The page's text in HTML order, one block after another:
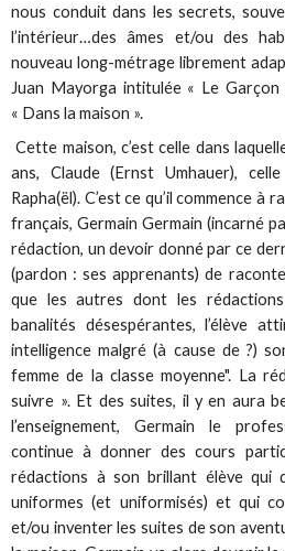
nous conduit dans les secrets,
l’intérieur…des âmes et/ou des
nouveau long-métrage librement
Juan Mayorga intitulée « Le
« Dans la maison ».
Cette maison, c’est celle dans
ans, Claude (Ernst Umhauer),
Rapha(ël). C’est ce qu’il commence
français, Germain Germain (incarné
rédaction, un devoir donné par ce
(pardon : ses apprenants) de
que les autres dont les
banalités désespérantes, l’élève
intelligence malgré (à cause de ?)
femme de la classe moyenne". La
suivre ». Et des suites, il y en aura
l’enseignement, Germain le
continue à donner des cours
rédactions à son brillant élève qui
uniformes (et uniformisés) et qui
et/ou inventer les suites de son